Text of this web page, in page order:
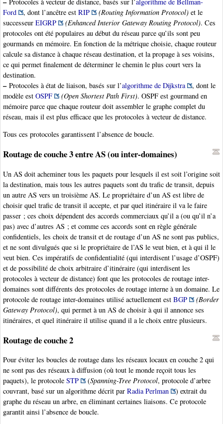
Ford
, dont l’ancêtre est RIP (Routing Information Protocol) et le
successeur EIGRP (Enhanced Interior Gateway Routing Protocol). Ces
protocoles ont été populaires au début du réseau parce qu’ils sont peu
gourmands en mémoire. En fonction de la métrique choisie, chaque routeur
calcule sa distance à chaque réseau destination, et la propage à ses voisins,
ce qui permet finalement de déterminer le chemin le plus court vers la
destination.
–Protocoles à état de liaison, basés sur l’algorithme de Dijkstra
, dont le
modèle est OSPF (Open Shortest Path First). OSPF est gourmand en
mémoire parce que chaque routeur doit assembler le graphe complet du
réseau, mais il est plus efficace que les protocoles à vecteur de distance.
Tous ces protocoles garantissent l’absence de boucle.
Routage de couche 3 entre AS (ou inter-domaines)
Un AS doit acheminer tous les paquets pour lesquels il est soit l’origine soit
la destination, mais tous les autres paquets sont du trafic de transit, depuis
un autre AS vers un troisième AS. Le propriétaire d’un AS est libre de
choisir quel trafic de transit il accepte, et par quel itinéraire il va le faire
passer ; ces choix dépendent des accords commerciaux qu’il a (ou qu’il n’a
pas) avec d’autres AS ; et comme ces accords sont en règle générale
confidentiels, les choix de transit et de routage d’un AS ne sont pas publics,
et ne sont divulgués que si le propriétaire de l’AS le veut bien, et à qui il le
veut bien. Ces impératifs de confidentialité (qui interdisent l’usage d’OSPF)
et de possibilité de choix arbitraire d’itinéraire (qui interdisent les
protocoles à vecteur de distance) font que les protocoles de routage inter-
domaines sont différents des protocoles de routage interne à un domaine. Le
protocole de routage inter-domaines utilisé actuellement est BGP
(Border
Gateway Protocol), qui permet à un AS de choisir à qui il annonce ses
itinéraires, et quel itinéraire il utilise quand il a le choix entre plusieurs.
Routage de couche 2
Pour éviter les boucles de routage dans les réseaux locaux en couche 2 qui
ne sont pas des réseaux à diffusion (où tout le monde reçoit tous les
paquets), le protocole STP (Spanning-Tree Protocol, protocole d’arbre
couvrant, basé sur un algorithme décrit par Radia Perlman
) extrait du
graphe du réseau un arbre, en éliminant certaines liaisons. Ce protocole
garantit ainsi l’absence de boucle.